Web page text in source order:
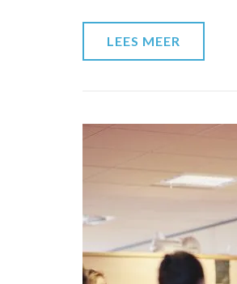
LEES MEER